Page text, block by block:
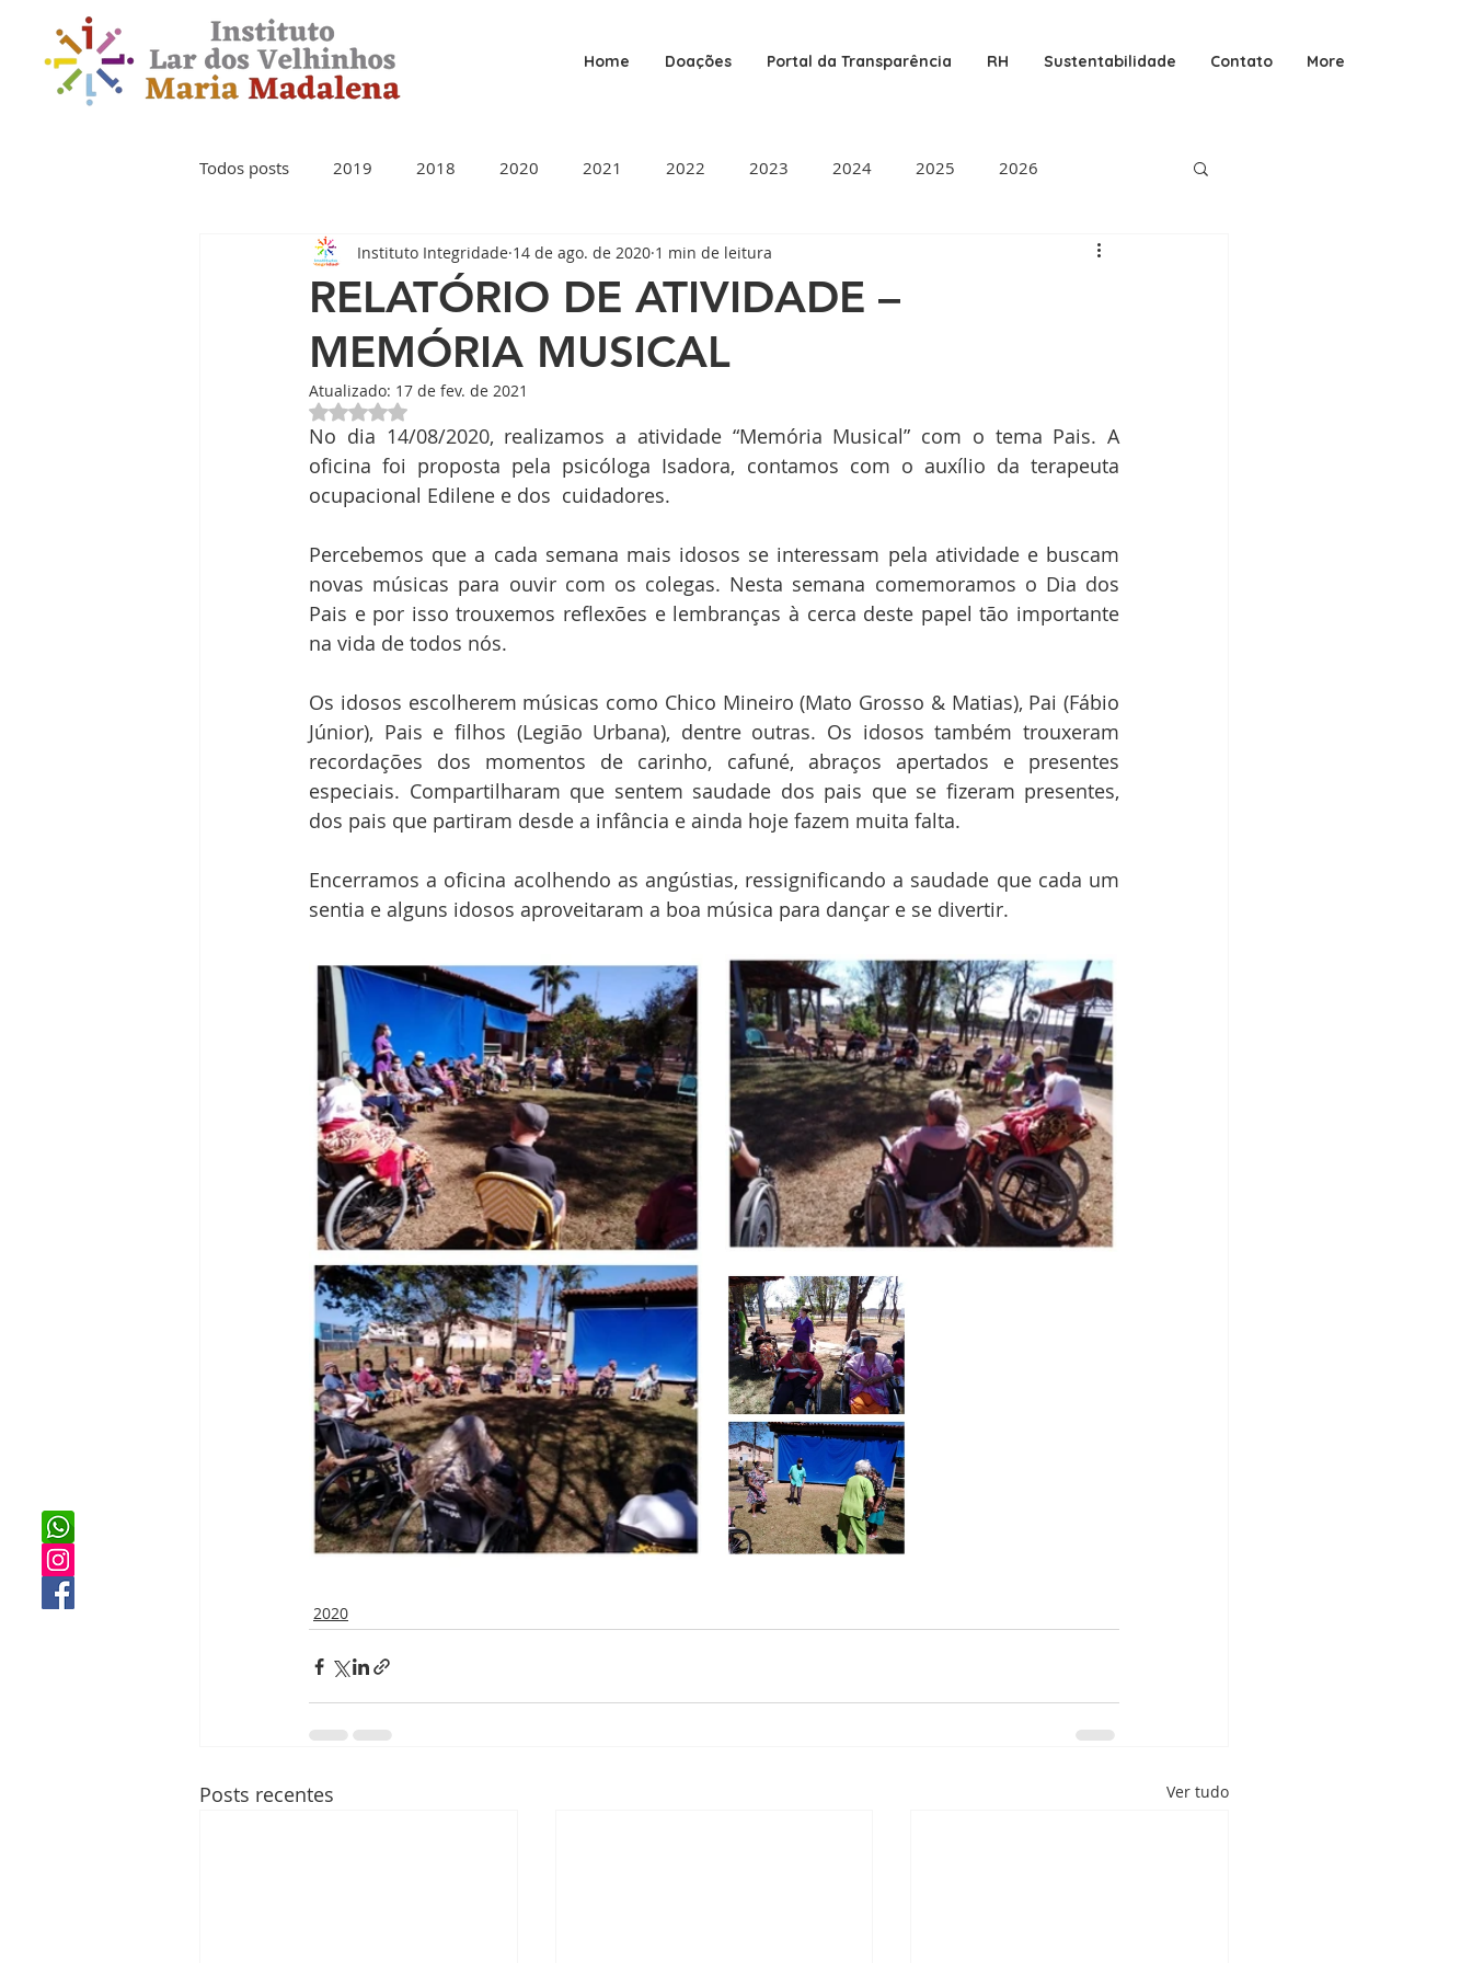
Home Doações Portal da Transparência RH Sustentabilidade Contato More
Todos posts 2019 2018 2020 2021 2022 2023 2024 2025 2026
RELATÓRIO DE ATIVIDADE –
MEMÓRIA MUSICAL
Instituto Integridade 14 de ago. de 2020 1 min de leitura
Atualizado: 17 de fev. de 2021
Avaliado com NaN de 5 estrelas.
No dia 14/08/2020, realizamos a atividade “Memória Musical” com o tema Pais. A
oficina foi proposta pela psicóloga Isadora, contamos com o auxílio da terapeuta
ocupacional Edilene e dos  cuidadores.
Percebemos que a cada semana mais idosos se interessam pela atividade e buscam
novas músicas para ouvir com os colegas. Nesta semana comemoramos o Dia dos
Pais e por isso trouxemos reflexões e lembranças à cerca deste papel tão importante
na vida de todos nós.
Os idosos escolherem músicas como Chico Mineiro (Mato Grosso & Matias), Pai (Fábio
Júnior), Pais e filhos (Legião Urbana), dentre outras. Os idosos também trouxeram
recordações dos momentos de carinho, cafuné, abraços apertados e presentes
especiais. Compartilharam que sentem saudade dos pais que se fizeram presentes,
dos pais que partiram desde a infância e ainda hoje fazem muita falta.
Encerramos a oficina acolhendo as angústias, ressignificando a saudade que cada um
sentia e alguns idosos aproveitaram a boa música para dançar e se divertir.
2020
Posts recentes Ver tudo